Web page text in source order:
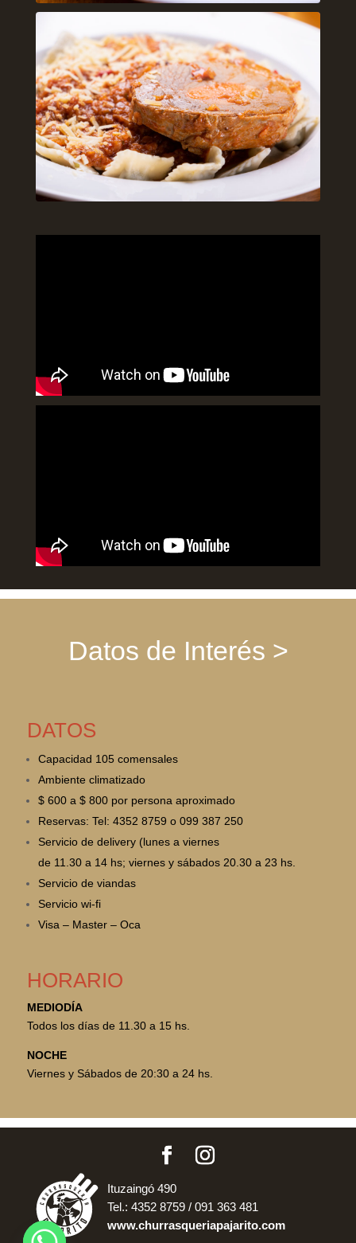
Datos de Interés >
DATOS
Capacidad 105 comensales
Ambiente climatizado
$ 600 a $ 800 por persona aproximado
Reservas: Tel: 4352 8759 o 099 387 250
Servicio de delivery (lunes a viernes
de 11.30 a 14 hs; viernes y sábados 20.30 a 23 hs.
Servicio de viandas
Servicio wi-fi
Visa – Master – Oca
HORARIO
MEDIODÍA
Todos los días de 11.30 a 15 hs.
NOCHE
Viernes y Sábados de 20:30 a 24 hs.
Ituzaingó 490
Tel.: 4352 8759 / 091 363 481
www.churrasqueriapajarito.com